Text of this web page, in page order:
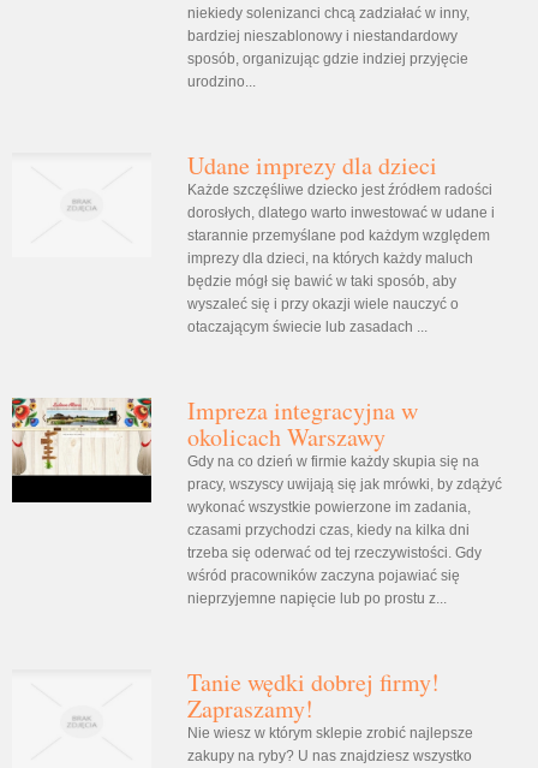
niekiedy solenizanci chcą zadziałać w inny,
bardziej nieszablonowy i niestandardowy
sposób, organizując gdzie indziej przyjęcie
urodzino...
Udane imprezy dla dzieci
Każde szczęśliwe dziecko jest źródłem radości
dorosłych, dlatego warto inwestować w udane i
starannie przemyślane pod każdym względem
imprezy dla dzieci, na których każdy maluch
będzie mógł się bawić w taki sposób, aby
wyszaleć się i przy okazji wiele nauczyć o
otaczającym świecie lub zasadach ...
Impreza integracyjna w
okolicach Warszawy
Gdy na co dzień w firmie każdy skupia się na
pracy, wszyscy uwijają się jak mrówki, by zdążyć
wykonać wszystkie powierzone im zadania,
czasami przychodzi czas, kiedy na kilka dni
trzeba się oderwać od tej rzeczywistości. Gdy
wśród pracowników zaczyna pojawiać się
nieprzyjemne napięcie lub po prostu z...
Tanie wędki dobrej firmy!
Zapraszamy!
Nie wiesz w którym sklepie zrobić najlepsze
zakupy na ryby? U nas znajdziesz wszystko